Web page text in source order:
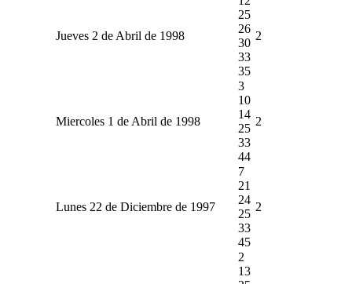
Jueves 2 de Abril de 1998
25
26
30
33
35
2
Miercoles 1 de Abril de 1998
3
10
14
25
33
44
2
Lunes 22 de Diciembre de 1997
7
21
24
25
33
45
2
2
13